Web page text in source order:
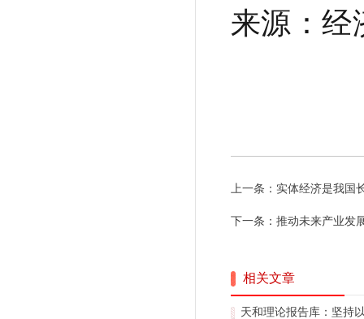
来源：经
上一条： 实体经济是我国
下一条： 推动未来产业发
相关文章
天和理论报告库：坚持